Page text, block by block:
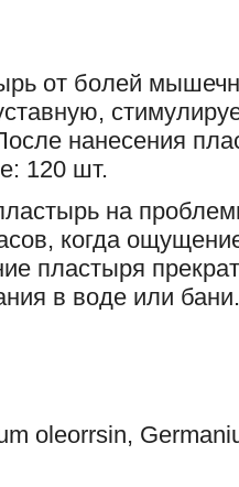
от болей
нанесения
120 шт.
на
когда
пластыря
в воде или бани.
oleorrsin,